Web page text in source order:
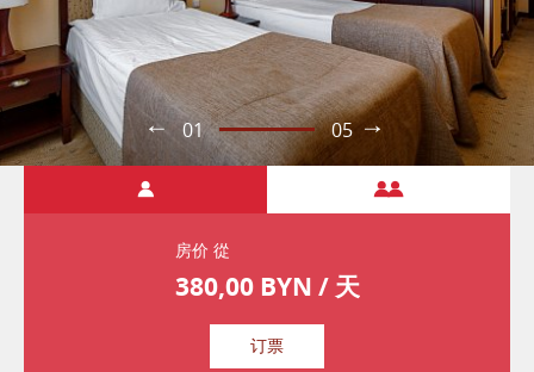
01 05
房价 從
380,00BYN / 天
380,00BYN / 天
订票